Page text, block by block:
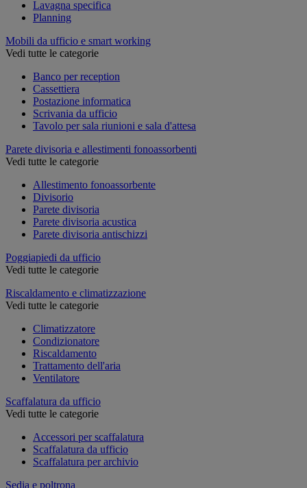
Lavagna specifica
Planning
Mobili da ufficio e smart working
Vedi tutte le categorie
Banco per reception
Cassettiera
Postazione informatica
Scrivania da ufficio
Tavolo per sala riunioni e sala d'attesa
Parete divisoria e allestimenti fonoassorbenti
Vedi tutte le categorie
Allestimento fonoassorbente
Divisorio
Parete divisoria
Parete divisoria acustica
Parete divisoria antischizzi
Poggiapiedi da ufficio
Vedi tutte le categorie
Riscaldamento e climatizzazione
Vedi tutte le categorie
Climatizzatore
Condizionatore
Riscaldamento
Trattamento dell'aria
Ventilatore
Scaffalatura da ufficio
Vedi tutte le categorie
Accessori per scaffalatura
Scaffalatura da ufficio
Scaffalatura per archivio
Sedia e poltrona